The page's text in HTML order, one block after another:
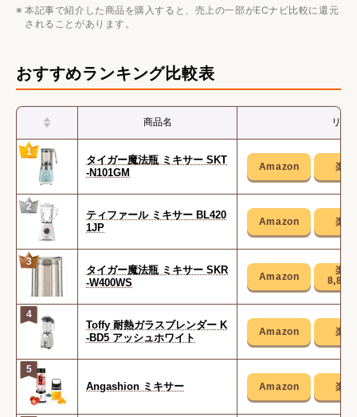
本記事で紹介した商品を購入すると、売上の一部がECナビ比較に還元
されることがあります。
おすすめランキング比較表
商品名 リン
1
タイガー魔法瓶 ミキサー SKT
-N101GM
2
ティファール ミキサー BL420
1JP
3
タイガー魔法瓶 ミキサー SKR
-W400WS
8,860
4
Toffy 耐熱ガラスブレンダー K
-BD5 アッシュホワイト
5
Angashion ミキサー